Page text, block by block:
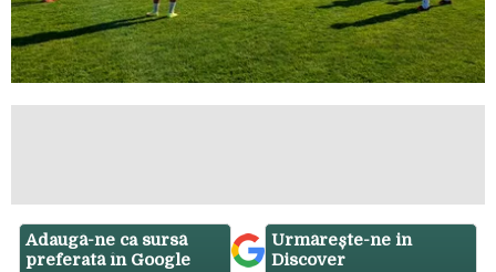
Adaugă-ne ca sursă
preferată în Google
Urmărește-ne in
Discover